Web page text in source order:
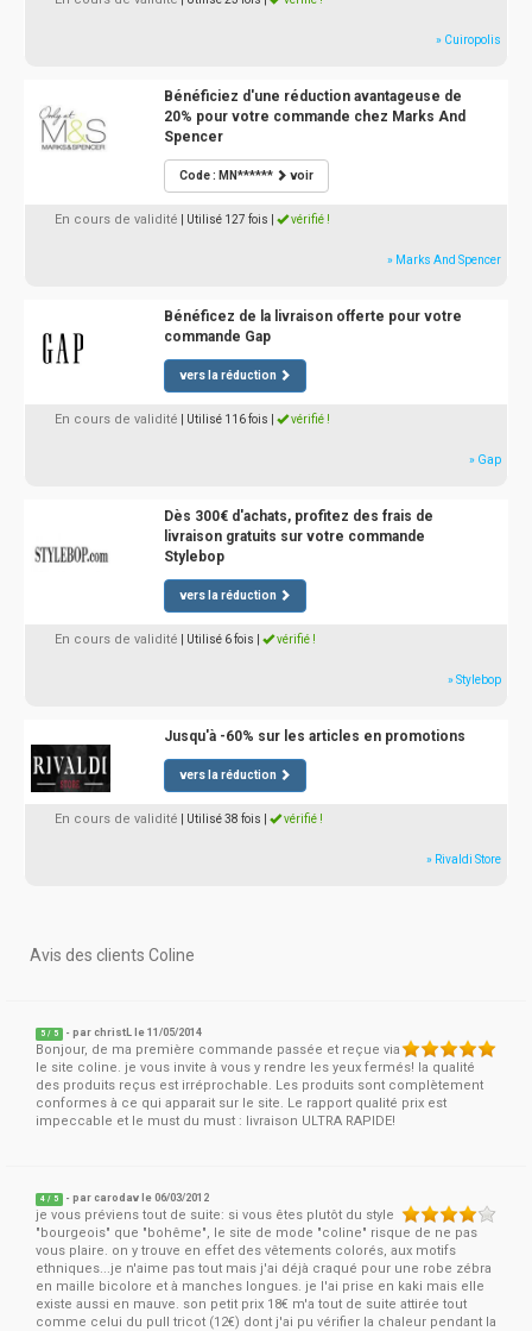
» Cuiropolis
Bénéficiez d'une réduction avantageuse de
20% pour votre commande chez Marks And
Spencer
Code : MN****** voir
En cours de validité | Utilisé 127 fois vérifié !
» Marks And Spencer
Bénéficez de la livraison offerte pour votre
commande Gap
vers la réduction
En cours de validité | Utilisé 116 fois vérifié !
» Gap
Dès 300€ d'achats, profitez des frais de
livraison gratuits sur votre commande
Stylebop
vers la réduction
En cours de validité | Utilisé 6 fois vérifié !
» Stylebop
Jusqu'à -60% sur les articles en promotions
vers la réduction
En cours de validité | Utilisé 38 fois vérifié !
» Rivaldi Store
Avis des clients Coline
5 / 5 - parchristL le 11/05/2014
Bonjour, de ma première commande passée et reçue via
le site coline. je vous invite à vous y rendre les yeux fermés! la qualité
des produits reçus est irréprochable. Les produits sont complètement
conformes à ce qui apparait sur le site. Le rapport qualité prix est
impeccable et le must du must : livraison ULTRA RAPIDE!
4 / 5 - parcarodav le 06/03/2012
je vous préviens tout de suite: si vous êtes plutôt du style
"bourgeois" que "bohême", le site de mode "coline" risque de ne pas
vous plaire. on y trouve en effet des vêtements colorés, aux motifs
ethniques...je n'aime pas tout mais j'ai déjà craqué pour une robe zébra
en maille bicolore et à manches longues. je l'ai prise en kaki mais elle
existe aussi en mauve. son petit prix 18€ m'a tout de suite attirée tout
comme celui du pull tricot (12€) dont j'ai pu vérifier la chaleur pendant la